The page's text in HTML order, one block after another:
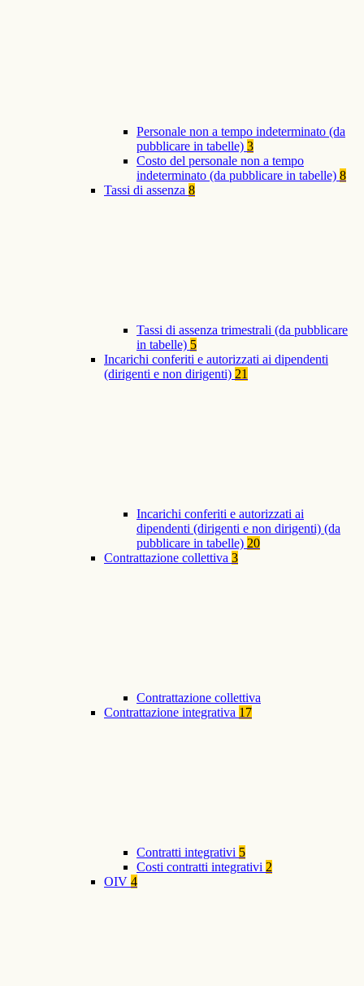
Personale non a tempo indeterminato (da
pubblicare in tabelle) 3
Costo del personale non a tempo
indeterminato (da pubblicare in tabelle) 8
Tassi di assenza 8
Tassi di assenza trimestrali (da pubblicare
in tabelle) 5
Incarichi conferiti e autorizzati ai dipendenti
(dirigenti e non dirigenti) 21
Incarichi conferiti e autorizzati ai
dipendenti (dirigenti e non dirigenti) (da
pubblicare in tabelle) 20
Contrattazione collettiva 3
Contrattazione collettiva
Contrattazione integrativa 17
Contratti integrativi 5
Costi contratti integrativi 2
OIV 4